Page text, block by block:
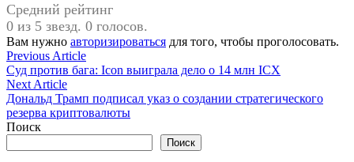
Средний рейтинг
0 из 5 звезд. 0 голосов.
Вам нужно авторизироваться для того, чтобы проголосовать.
Навигация
по
записям
Previous ArticlePrevious
article:
Суд против бага: Icon выиграла дело о 14 млн ICX
Next ArticleNext
article:
Дональд Трамп подписал указ о создании стратегического
резерва криптовалюты
Поиск
Поиск